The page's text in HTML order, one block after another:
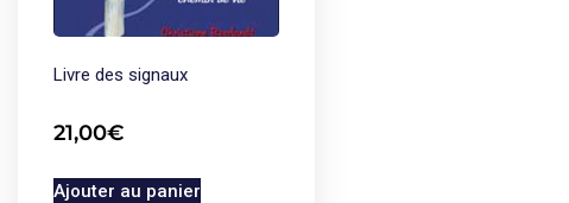
Livre des signaux
21,00€
Ajouter au panier